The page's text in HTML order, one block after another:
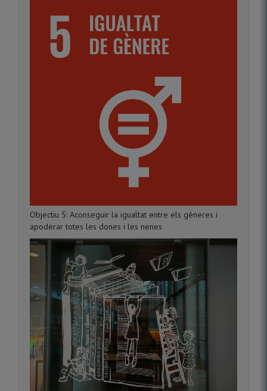
Objectiu 5: Aconseguir la igualtat entre els gèneres i
apoderar totes les dones i les nenes